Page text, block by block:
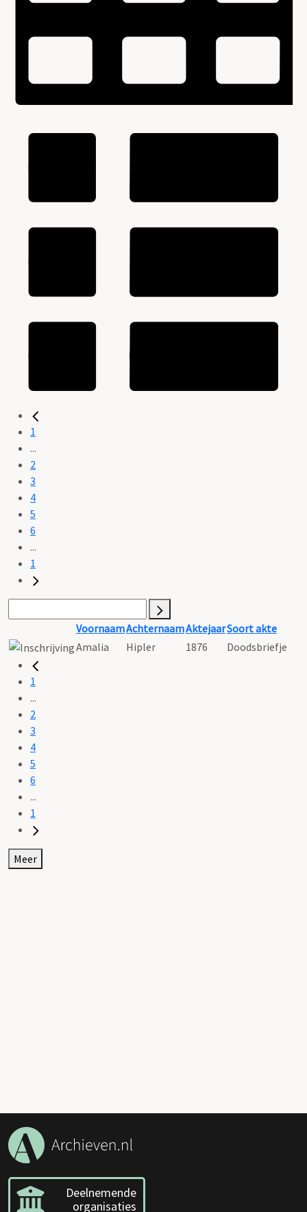
1
...
2
3
4
5
6
...
1
VoornaamAchternaamAktejaarSoort akte
Amalia
Hipler 1876 Doodsbriefje
1
...
2
3
4
5
6
...
1
Meer
Deelnemende
organisaties